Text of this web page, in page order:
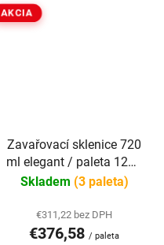
AKCIA
Zavařovací sklenice 720
ml elegant / paleta 1232
ks
Skladem (3 paleta)
€311,22 bez DPH
€376,58 / paleta